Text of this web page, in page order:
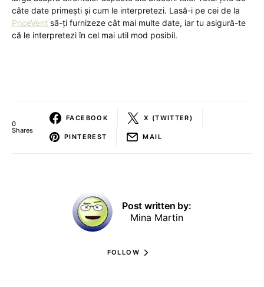
câte date primești și cum le interpretezi. Lasă-i pe cei de la
PriceVent să-ți furnizeze cât mai multe date, iar tu asigură-te
că le interpretezi în cel mai util mod posibil.
0
Shares
FACEBOOK X (TWITTER)
PINTEREST MAIL
Post written by:
Mina Martin
FOLLOW